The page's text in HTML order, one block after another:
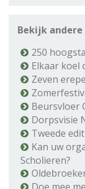
Bekijk
250
Elkaar koel
Zeven
Beursvloer
Dorpsvisie
Tweede
Kan uw
Scholieren?